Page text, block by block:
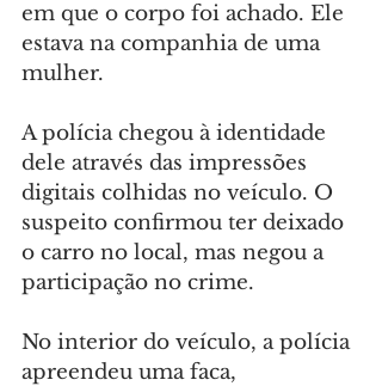
em que o corpo foi achado. Ele
estava na companhia de uma
mulher.
A polícia chegou à identidade
dele através das impressões
digitais colhidas no veículo. O
suspeito confirmou ter deixado
o carro no local, mas negou a
participação no crime.
No interior do veículo, a polícia
apreendeu uma faca,